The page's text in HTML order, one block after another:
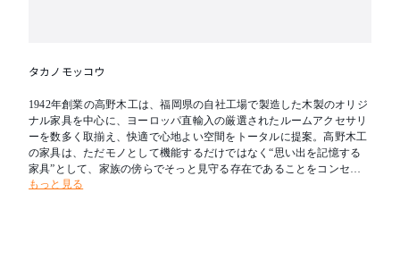
タカノモッコウ
1942年創業の高野木工は、福岡県の自社工場で製造した木製のオリジ
ナル家具を中心に、ヨーロッパ直輸入の厳選されたルームアクセサリ
ーを数多く取揃え、快適で心地よい空間をトータルに提案。高野木工
の家具は、ただモノとして機能するだけではなく“思い出を記憶する
家具”として、家族の傍らでそっと見守る存在であることをコンセプ
トにしています。
もっと見る